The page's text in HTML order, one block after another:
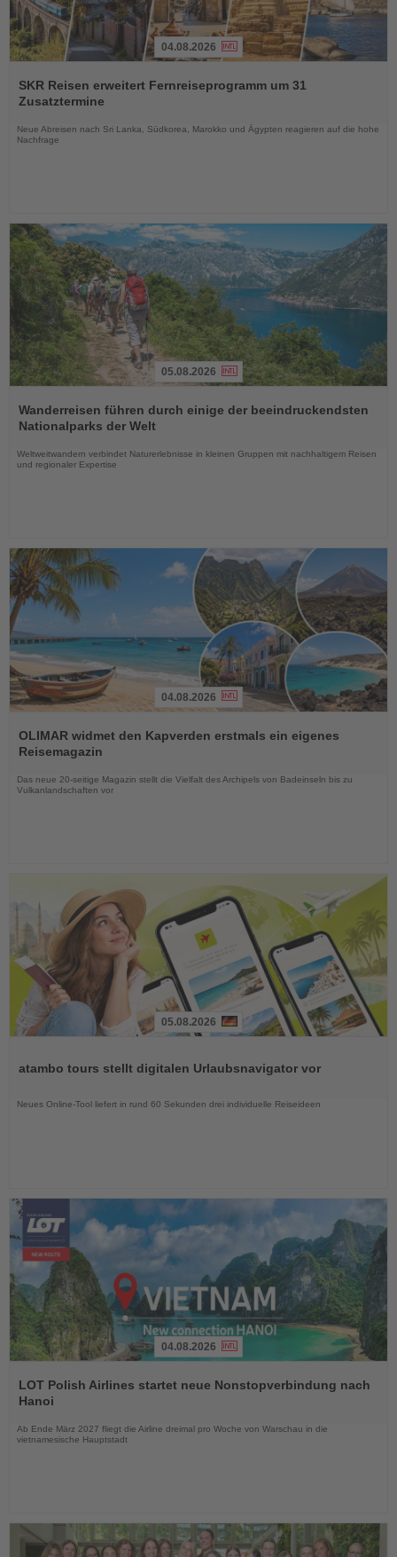
Sie
die
04.08.2026
SKR Reisen erweitert Fernreiseprogramm um 31
Zusatztermine
Neue Abreisen nach Sri Lanka, Südkorea, Marokko und Ägypten reagieren auf die hohe
Nachfrage
Sie
die
Nachrichten
05.08.2026
Wanderreisen führen durch einige der beeindruckendsten
Nationalparks der Welt
Weltweitwandern verbindet Naturerlebnisse in kleinen Gruppen mit nachhaltigem Reisen
und regionaler Expertise
Sie
die
Nachrichten
04.08.2026
OLIMAR widmet den Kapverden erstmals ein eigenes
Reisemagazin
Das neue 20-seitige Magazin stellt die Vielfalt des Archipels von Badeinseln bis zu
Vulkanlandschaften vor
die
05.08.2026
atambo tours stellt digitalen Urlaubsnavigator vor
Neues Online-Tool liefert in rund 60 Sekunden drei individuelle Reiseideen
Sie
die
04.08.2026
LOT Polish Airlines startet neue Nonstopverbindung nach
Hanoi
Ab Ende März 2027 fliegt die Airline dreimal pro Woche von Warschau in die
vietnamesische Hauptstadt